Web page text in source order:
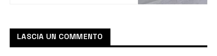
LASCIA UN COMMENTO